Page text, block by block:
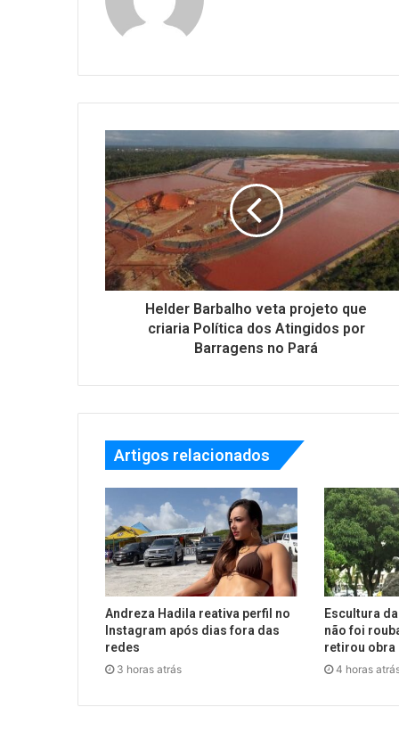
Helder Barbalho veta projeto que
criaria Política dos Atingidos por
Barragens no Pará
Artigos relacionados
Andreza Hadila reativa perfil no
Instagram após dias fora das
redes
3 horas atrás
Escultura
não foi
retirou obra
4 horas